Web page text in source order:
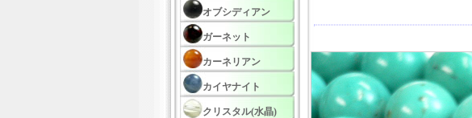
オブシディアン
ガーネット
カーネリアン
カイヤナイト
クリスタル(水晶)